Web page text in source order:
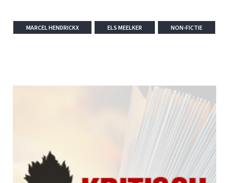
MARCEL HENDRICKX ELS MEELKER NON-FICTIE